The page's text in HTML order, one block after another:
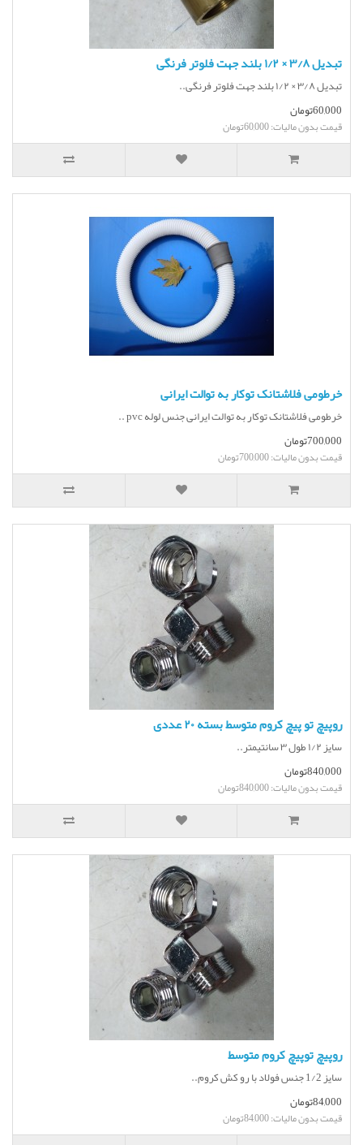
تبدیل ۳/۸ × ۱/۲ بلند جهت فلوتر فرنگی
تبدیل ۳/۸ × ۱/۲ بلند جهت فلوتر فرنگی..
60,000تومان
قیمت بدون مالیات: 60,000تومان
خرطومی فلاشتانک توکار به توالت ایرانی
خرطومی فلاشتانک توکار به توالت ایرانی جنس لوله pvc ..
700,000تومان
قیمت بدون مالیات: 700,000تومان
روپیچ تو پیچ کروم متوسط بسته ۲۰ عددی
سایز ۱/۲ طول ۳ سانتیمتر..
840,000تومان
قیمت بدون مالیات: 840,000تومان
روپیچ توپیچ کروم متوسط
سایز 1/2 جنس فولاد با رو کش کروم..
84,000تومان
قیمت بدون مالیات: 84,000تومان